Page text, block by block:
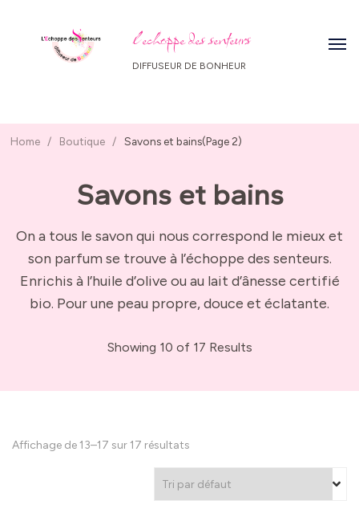
l echoppe des senteurs
DIFFUSEUR DE BONHEUR
Home / Boutique / Savons et bains(Page 2)
Savons et bains
On a tous le savon qui nous correspond le mieux et
son parfum se trouve à l’échoppe des senteurs.
Enrichis à l’huile d’olive ou au lait d’ânesse certifié
bio. Pour une peau propre, douce et éclatante.
Showing 10 of 17 Results
Affichage de 13–17 sur 17 résultats